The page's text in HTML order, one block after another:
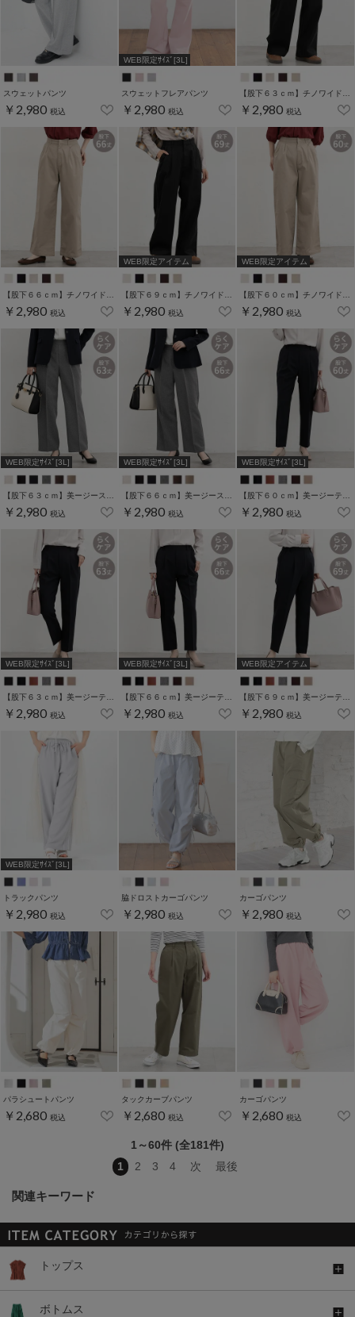
スウェットパンツ
￥2,980 税込
WEB限定ｻｲｽﾞ[3L]
スウェットフレアパンツ
￥2,980 税込 ￥2,980 税込
￥2,980 税込
WEB限定アイテム
￥2,980 税込
WEB限定アイテム
￥2,980 税込
WEB限定ｻｲｽﾞ[3L]
￥2,980 税込
WEB限定ｻｲｽﾞ[3L]
￥2,980 税込
WEB限定ｻｲｽﾞ[3L]
￥2,980 税込
WEB限定ｻｲｽﾞ[3L]
￥2,980 税込
WEB限定ｻｲｽﾞ[3L]
￥2,980 税込
WEB限定アイテム
￥2,980 税込
WEB限定ｻｲｽﾞ[3L]
トラックパンツ
￥2,980 税込
脇ドロストカーゴパンツ
￥2,980 税込
カーゴパンツ
￥2,980 税込
パラシュートパンツ
￥2,680 税込
タックカーブパンツ
￥2,680 税込
カーゴパンツ
￥2,680 税込
1～60件 (全181件)
1
2 3 4 次 最後
関連キーワード
トップス
ボトムス